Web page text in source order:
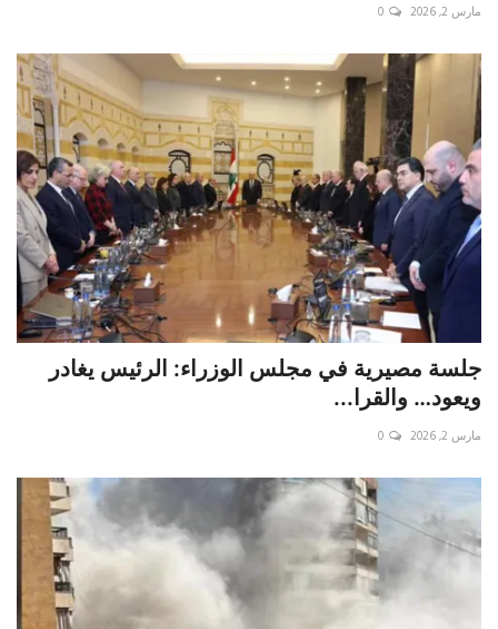
مارس 2, 2026 0
جلسة مصيرية في مجلس الوزراء: الرئيس يغادر
ويعود… والقرا...
مارس 2, 2026 0